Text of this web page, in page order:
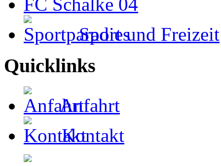
Sport und Freizeit
Quicklinks
Anfahrt
Kontakt